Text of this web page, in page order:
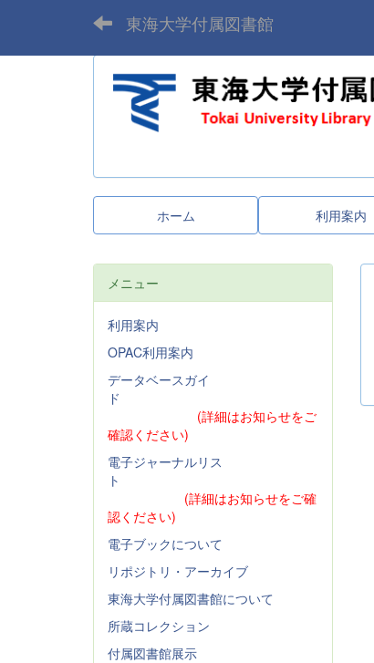
東海大学付属図書館
ホーム 利用案内
メニュー
利用案内
OPAC利用案内
データベースガイ
ド
(詳細はお知らせをご
確認ください)
電子ジャーナルリス
ト
(詳細はお知らせをご確
認ください)
電子ブックについて
リポジトリ・アーカイブ
東海大学付属図書館について
所蔵コレクション
付属図書館展示